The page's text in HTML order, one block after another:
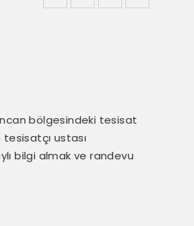
bölgesindeki tesisat
ustası
bilgi almak ve randevu